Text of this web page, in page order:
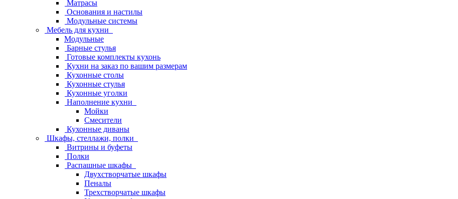
Матрасы
Основания и настилы
Модульные системы
Мебель для кухни
Модульные
Барные стулья
Готовые комплекты кухонь
Кухни на заказ по вашим размерам
Кухонные столы
Кухонные стулья
Кухонные уголки
Наполнение кухни
Мойки
Смесители
Кухонные диваны
Шкафы, стеллажи, полки
Витрины и буфеты
Полки
Распашные шкафы
Двухстворчатые шкафы
Пеналы
Трехстворчатые шкафы